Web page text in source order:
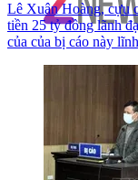
Lê Xuân Hoàng, cựu
tiền 25 tỷ đồng lãnh
của của bị cáo này